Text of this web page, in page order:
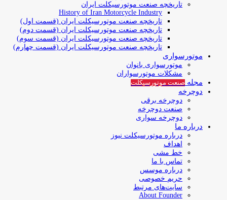
تاریخچه صنعت موتورسیکلت ایران
History of Iran Motorcycle Industry
تاریخچه صنعت موتورسیکلت ایران (قسمت اول)
تاریخچه صنعت موتورسیکلت ایران (قسمت دوم)
تاریخچه صنعت موتورسیکلت ایران (قسمت سوم)
تاریخچه صنعت موتورسیکلت ایران (قسمت چهارم)
موتورسواری
موتورسواری بانوان
مشکلات موتورسواران
مجله صنعت موتورسیکلت
دوچرخه
دوچرخه برقی
صنعت دوچرخه
دوچرخه سواری
درباره ما
درباره موتورسیکلت نیوز
اهداف
خط مشی
تماس با ما
درباره موسس
حریم خصوصی
سایت‌های مرتبط
About Founder